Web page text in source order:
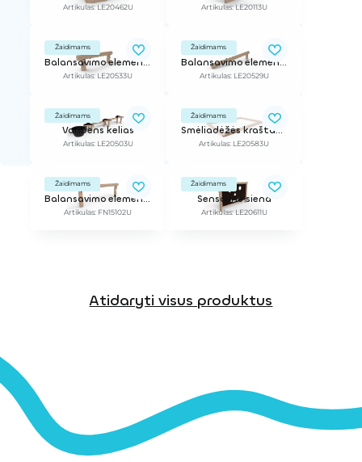
Artikulas: LE20462U Artikulas: LE20113U
Žaidimams
Balansavimo elementas
Artikulas: LE20533U
Žaidimams
Balansavimo elementas
Artikulas: LE20529U
Žaidimams
Vandens kelias
Artikulas: LE20503U
Žaidimams
Smėliadėžės kraštas, l - 2 m, h - 0,24 m
Artikulas: LE20583U
Žaidimams
Balansavimo elementas
Artikulas: FN15102U
Žaidimams
Sensorinė siena
Artikulas: LE20611U
Atidaryti visus produktus